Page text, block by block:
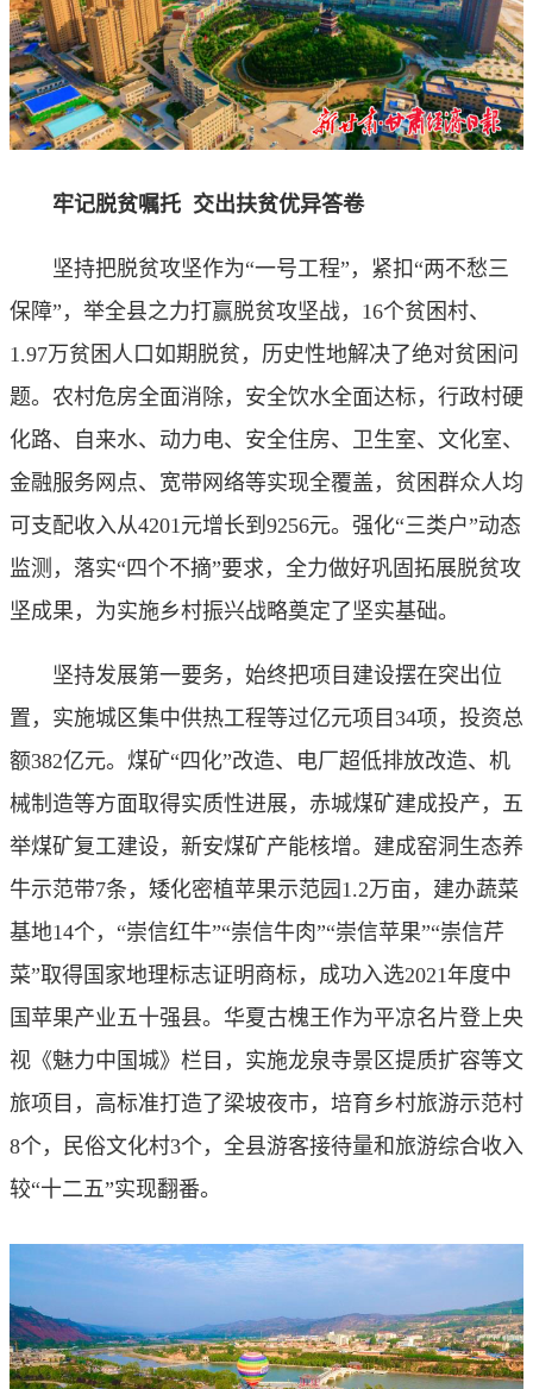
牢记脱贫嘱托 交出扶贫优异答卷
坚持把脱贫攻坚作为“一号工程”，紧扣“两不愁三
保障”，举全县之力打赢脱贫攻坚战，16个贫困村、
1.97万贫困人口如期脱贫，历史性地解决了绝对贫困问
题。农村危房全面消除，安全饮水全面达标，行政村硬
化路、自来水、动力电、安全住房、卫生室、文化室、
金融服务网点、宽带网络等实现全覆盖，贫困群众人均
可支配收入从4201元增长到9256元。强化“三类户”动态
监测，落实“四个不摘”要求，全力做好巩固拓展脱贫攻
坚成果，为实施乡村振兴战略奠定了坚实基础。
坚持发展第一要务，始终把项目建设摆在突出位
置，实施城区集中供热工程等过亿元项目34项，投资总
额382亿元。煤矿“四化”改造、电厂超低排放改造、机
械制造等方面取得实质性进展，赤城煤矿建成投产，五
举煤矿复工建设，新安煤矿产能核增。建成窑洞生态养
牛示范带7条，矮化密植苹果示范园1.2万亩，建办蔬菜
基地14个，“崇信红牛”“崇信牛肉”“崇信苹果”“崇信芹
菜”取得国家地理标志证明商标，成功入选2021年度中
国苹果产业五十强县。华夏古槐王作为平凉名片登上央
视《魅力中国城》栏目，实施龙泉寺景区提质扩容等文
旅项目，高标准打造了梁坡夜市，培育乡村旅游示范村
8个，民俗文化村3个，全县游客接待量和旅游综合收入
较“十二五”实现翻番。